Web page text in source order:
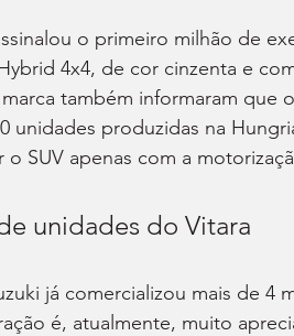
o primeiro milhão de
4x4, de cor cinzenta e
também informaram que
unidades produzidas na
o SUV apenas com a
unidades do Vitara
já comercializou mais de
é, atualmente, muito